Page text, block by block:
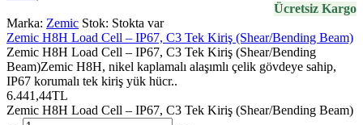
Ücretsiz Kargo
Marka: Zemic Stok: Stokta var
Zemic H8H Load Cell – IP67, C3 Tek Kiriş (Shear/Bending Beam)
Zemic H8H Load Cell – IP67, C3 Tek Kiriş (Shear/Bending
Beam)Zemic H8H, nikel kaplamalı alaşımlı çelik gövdeye sahip,
IP67 korumalı tek kiriş yük hücr..
6.441,44TL
Zemic H8H Load Cell – IP67, C3 Tek Kiriş (Shear/Bending Beam)